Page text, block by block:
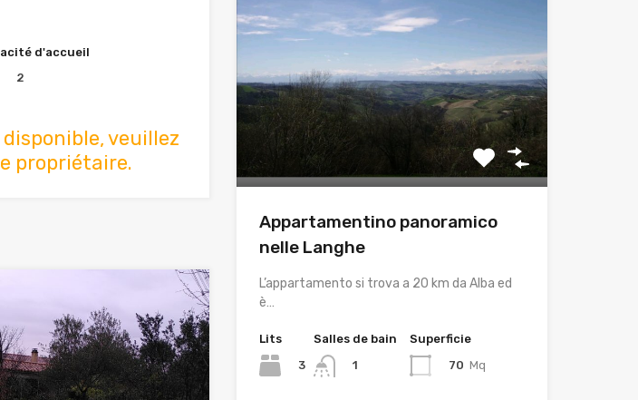
d'accueil
2
veuillez
propriétaire.
Appartamentino panoramico
nelle Langhe
L’appartamento si trova a 20 km da Alba ed
è…
Lits
3
Salles de bain
1
Superficie
70 Mq